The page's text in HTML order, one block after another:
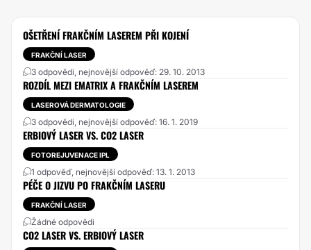
OŠETŘENÍ FRAKČNÍM LASEREM PŘI KOJENÍ
FRAKČNÍ LASER
3 odpovědi, nejnovější odpověď: 29. 10. 2013
ROZDÍL MEZI EMATRIX A FRAKČNÍM LASEREM
LASEROVÁ DERMATOLOGIE
3 odpovědi, nejnovější odpověď: 16. 1. 2019
ERBIOVÝ LASER VS. CO2 LASER
FOTOREJUVENACE IPL
1 odpověď, nejnovější odpověď: 13. 1. 2013
PÉČE O JIZVU PO FRAKČNÍM LASERU
FRAKČNÍ LASER
Žádné odpovědi
CO2 LASER VS. ERBIOVÝ LASER